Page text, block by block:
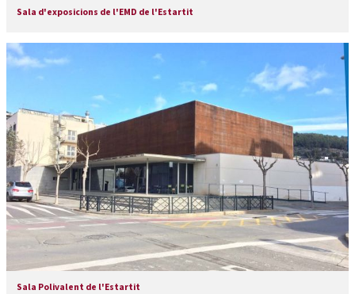
Sala d'exposicions de l'EMD de l'Estartit
Sala Polivalent de l'Estartit